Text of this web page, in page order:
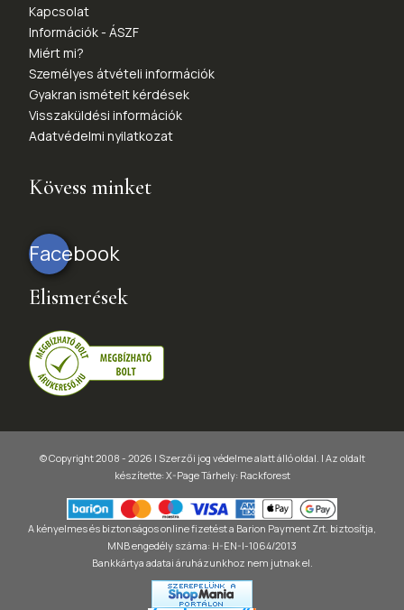
Kapcsolat
Információk - ÁSZF
Miért mi?
Személyes átvételi információk
Gyakran ismételt kérdések
Visszaküldési információk
Adatvédelmi nyilatkozat
Kövess minket
Facebook
Elismerések
© Copyright 2008 - 2026 | Szerzői jog védelme alatt álló oldal. | Az oldalt
készítette: X-PageTárhely: Rackforest
A kényelmes és biztonságos online fizetést a Barion Payment Zrt. biztosítja,
MNB engedély száma: H-EN-I-1064/2013
Bankkártya adatai áruházunkhoz nem jutnak el.